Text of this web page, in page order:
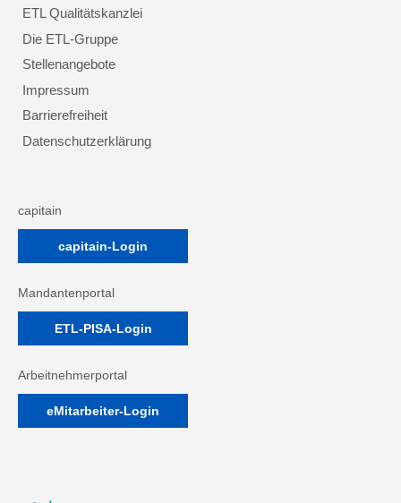
ETL Qualitätskanzlei
Die ETL-Gruppe
Stellenangebote
Impressum
Barrierefreiheit
Datenschutzerklärung
capitain
capitain-Login
Mandantenportal
ETL-PISA-Login
Arbeitnehmerportal
eMitarbeiter-Login